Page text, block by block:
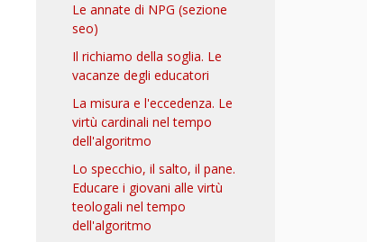
Le annate di NPG (sezione
seo)
Il richiamo della soglia. Le
vacanze degli educatori
La misura e l'eccedenza. Le
virtù cardinali nel tempo
dell'algoritmo
Lo specchio, il salto, il pane.
Educare i giovani alle virtù
teologali nel tempo
dell'algoritmo